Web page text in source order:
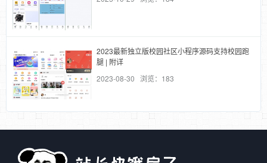
2023最新独立版校园社区小程序源码支持校园跑
腿 | 附详
2023-08-30 浏览：183